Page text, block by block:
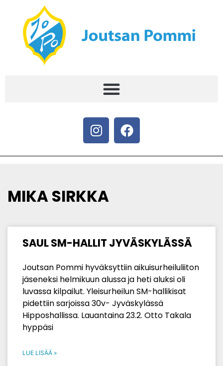
MIKA SIRKKA
SAUL SM-HALLIT JYVÄSKYLÄSSÄ
Joutsan Pommi hyväksyttiin aikuisurheiluliiton
jäseneksi helmikuun alussa ja heti aluksi oli
luvassa kilpailut. Yleisurheilun SM-hallikisat
pidettiin sarjoissa 30v- Jyväskylässä
Hipposhallissa. Lauantaina 23.2. Otto Takala
hyppäsi
LUE LISÄÄ »